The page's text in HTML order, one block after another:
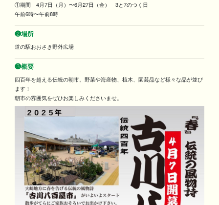
①期間 4月7日（月）〜6月27日（金） 3と7のつく日
午前6時〜午前8時
❷場所
道の駅おおさき野外広場
❸概要
四百年を超える伝統の朝市。野菜や海産物、植木、園芸品など様々な品が並び
ます！
朝市の雰囲気をぜひお楽しみくださいませ。